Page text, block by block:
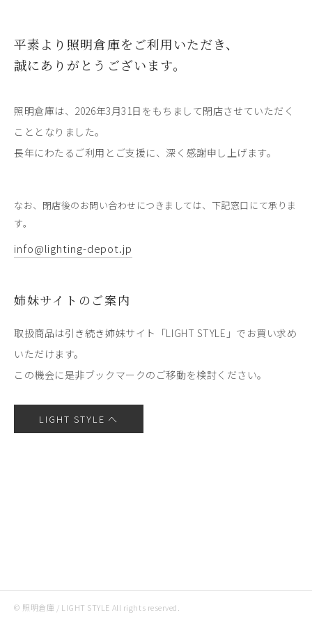
平素より照明倉庫をご利用いただき、
誠にありがとうございます。
照明倉庫は、2026年3月31日をもちまして閉店させていただく
こととなりました。
長年にわたるご利用とご支援に、深く感謝申し上げます。
なお、閉店後のお問い合わせにつきましては、下記窓口にて承りま
す。
info@lighting-depot.jp
姉妹サイトのご案内
取扱商品は引き続き姉妹サイト「LIGHT STYLE」でお買い求め
いただけます。
この機会に是非ブックマークのご移動を検討ください。
LIGHT STYLE へ
© 照明倉庫 / LIGHT STYLE All rights reserved.